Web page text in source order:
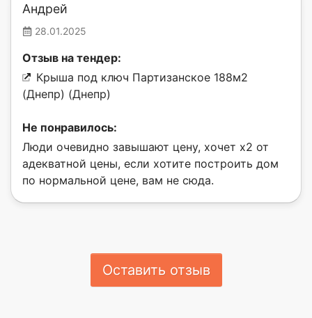
Андрей
28.01.2025
Отзыв на тендер:
Крыша под ключ Партизанское 188м2
(Днепр) (Днепр)
Не понравилось:
Люди очевидно завышают цену, хочет х2 от
адекватной цены, если хотите построить дом
по нормальной цене, вам не сюда.
Оставить отзыв